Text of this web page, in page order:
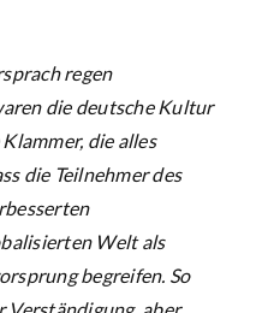
regen
die deutsche Kultur
die alles
die Teilnehmer des
Welt als
begreifen. So